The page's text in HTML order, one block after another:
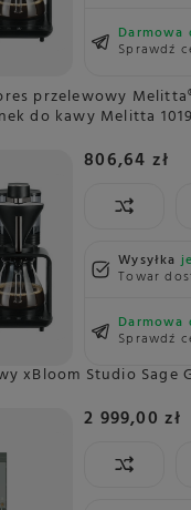
Darmowa
Sprawdź
przelewowy
do kawy Melitta
806,64 zł
Wysyłka
Towar
Darmowa
Sprawdź
xBloom Studio Sage
2 999,00 zł